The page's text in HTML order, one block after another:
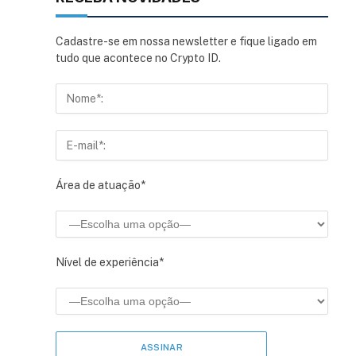
Cadastre-se em nossa newsletter e fique ligado em
tudo que acontece no Crypto ID.
Área de atuação*
Nível de experiência*